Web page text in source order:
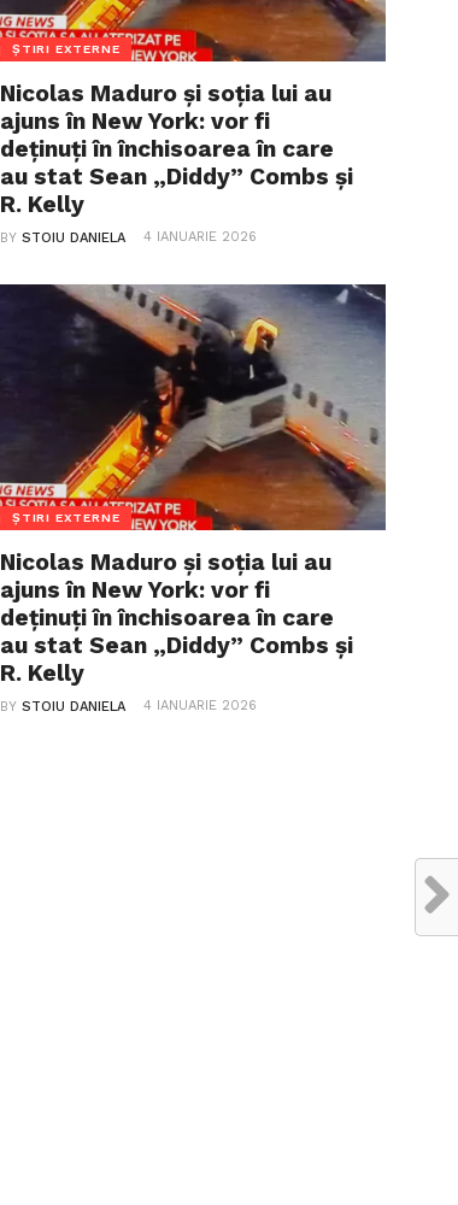
ȘTIRI EXTERNE
Nicolas Maduro și soția lui au
ajuns în New York: vor fi
deținuți în închisoarea în care
au stat Sean „Diddy” Combs și
R. Kelly
BYSTOIU DANIELA 4 IANUARIE 2026
ȘTIRI EXTERNE
Nicolas Maduro și soția lui au
ajuns în New York: vor fi
deținuți în închisoarea în care
au stat Sean „Diddy” Combs și
R. Kelly
BYSTOIU DANIELA 4 IANUARIE 2026